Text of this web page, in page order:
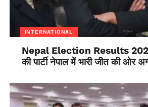
INTERNATIONAL
Nepal Election Results
की पार्टी नेपाल में भारी जीत की ओर